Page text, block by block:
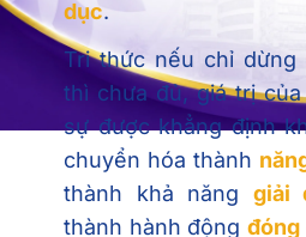
thì chưa đủ, giá trị của
sự được khẳng định
chuyển hóa thành
thành khả nănggiải
thành hành độngđóng
hội.